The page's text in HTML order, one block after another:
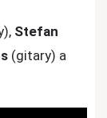
Stefan
(gitary) a